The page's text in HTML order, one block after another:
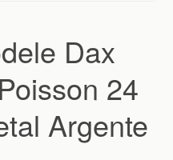
Dax
24
Argente